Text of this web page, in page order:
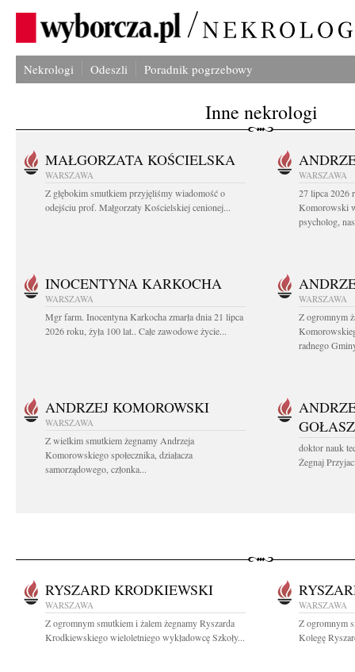
Nekrologi Odeszli Poradnik pogrzebowy
Inne nekrologi
MAŁGORZATA KOŚCIELSKA
WARSZAWA
Z głębokim smutkiem przyjęliśmy wiadomość o
odejściu prof. Małgorzaty Kościelskiej cenionej...
WARSZAWA
27 lipca 2026
Komorowski
psycholog,
INOCENTYNA KARKOCHA
WARSZAWA
Mgr farm. Inocentyna Karkocha zmarła dnia 21 lipca
2026 roku, żyła 100 lat.. Całe zawodowe życie...
WARSZAWA
Z ogromnym
radnego
ANDRZEJ KOMOROWSKI
WARSZAWA
Z wielkim smutkiem żegnamy Andrzeja
Komorowskiego społecznika, działacza
samorządowego, członka...
doktor nauk
Żegnaj
RYSZARD KRODKIEWSKI
WARSZAWA
Z ogromnym smutkiem i żalem żegnamy Ryszarda
Krodkiewskiego wieloletniego wykładowcę Szkoły...
WARSZAWA
Z ogromnym
Kolegę